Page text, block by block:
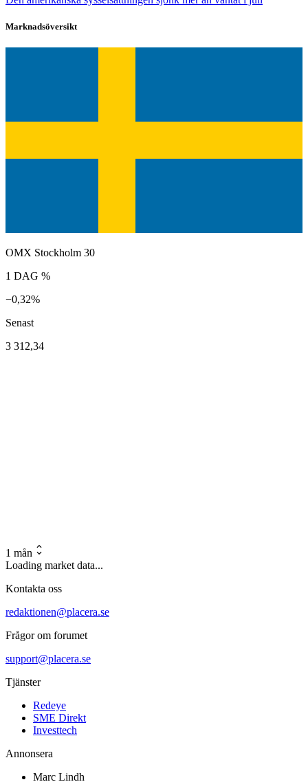
Marknadsöversikt
OMX Stockholm 30
1 DAG %
−0,32%
Senast
3 312,34
1 mån
Loading market data...
Kontakta oss
redaktionen@placera.se
Frågor om forumet
support@placera.se
Tjänster
Redeye
SME Direkt
Investtech
Annonsera
Marc Lindh